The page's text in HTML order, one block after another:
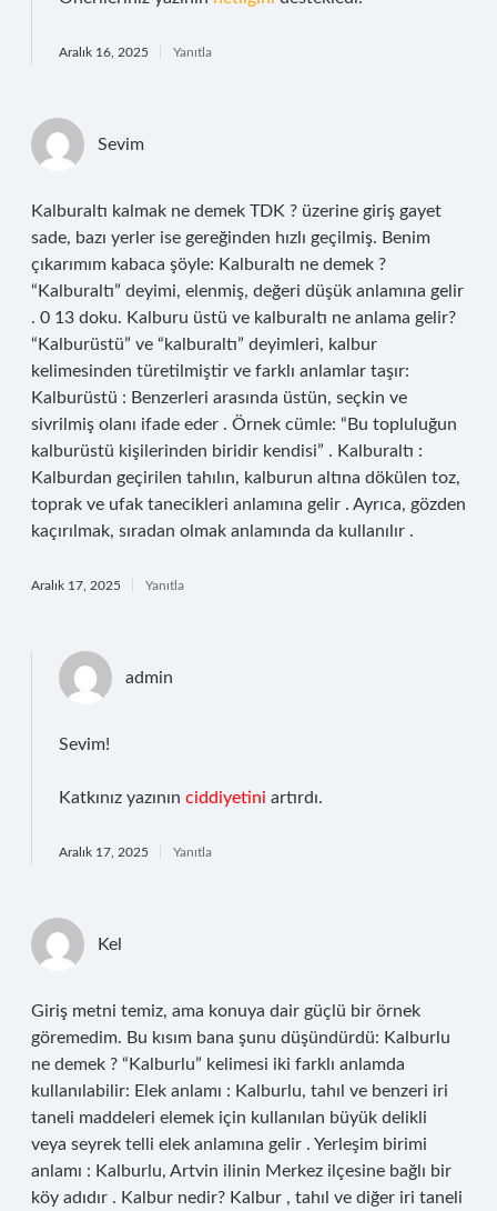
Aralık 16, 2025 Yanıtla
Sevim
Kalburaltı kalmak ne demek TDK ? üzerine giriş gayet
sade, bazı yerler ise gereğinden hızlı geçilmiş. Benim
çıkarımım kabaca şöyle: Kalburaltı ne demek ?
“Kalburaltı” deyimi, elenmiş, değeri düşük anlamına gelir
. 0 13 doku. Kalburu üstü ve kalburaltı ne anlama gelir?
“Kalburüstü” ve “kalburaltı” deyimleri, kalbur
kelimesinden türetilmiştir ve farklı anlamlar taşır:
Kalburüstü : Benzerleri arasında üstün, seçkin ve
sivrilmiş olanı ifade eder . Örnek cümle: “Bu topluluğun
kalburüstü kişilerinden biridir kendisi” . Kalburaltı :
Kalburdan geçirilen tahılın, kalburun altına dökülen toz,
toprak ve ufak tanecikleri anlamına gelir . Ayrıca, gözden
kaçırılmak, sıradan olmak anlamında da kullanılır .
Aralık 17, 2025 Yanıtla
admin
Sevim!
Katkınız yazının ciddiyetini artırdı.
Aralık 17, 2025 Yanıtla
Kel
Giriş metni temiz, ama konuya dair güçlü bir örnek
göremedim. Bu kısım bana şunu düşündürdü: Kalburlu
ne demek ? “Kalburlu” kelimesi iki farklı anlamda
kullanılabilir: Elek anlamı : Kalburlu, tahıl ve benzeri iri
taneli maddeleri elemek için kullanılan büyük delikli
veya seyrek telli elek anlamına gelir . Yerleşim birimi
anlamı : Kalburlu, Artvin ilinin Merkez ilçesine bağlı bir
köy adıdır . Kalbur nedir? Kalbur , tahıl ve diğer iri taneli